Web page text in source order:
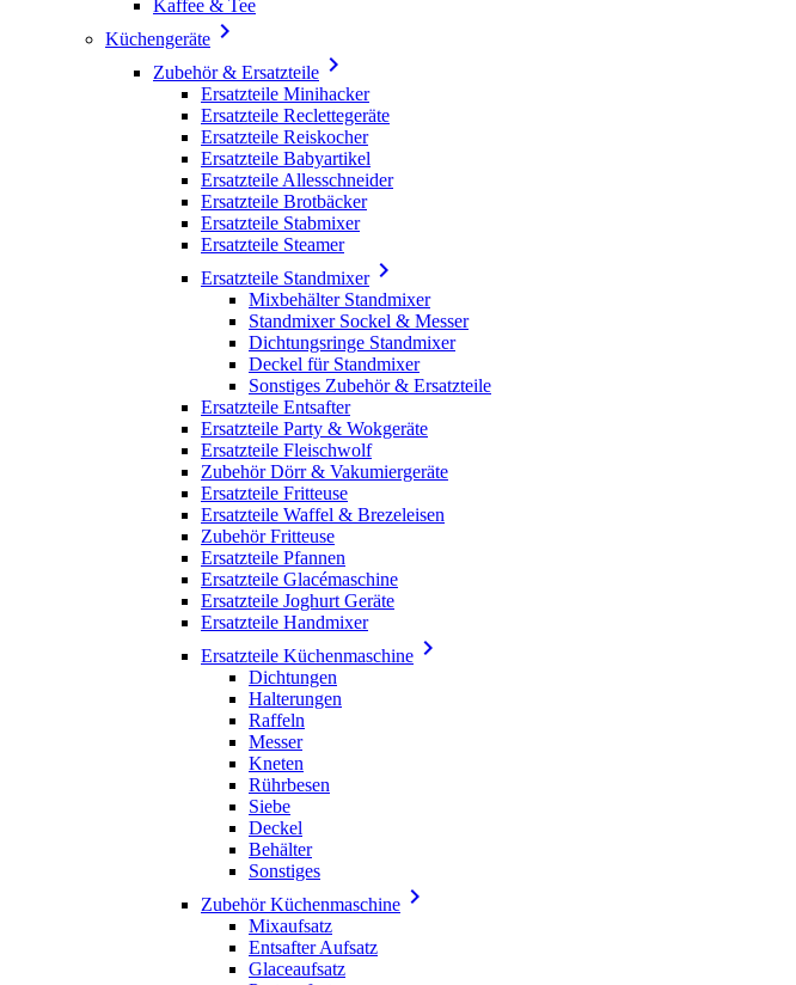
Kaffee & Tee
Küchengeräte 
Zubehör & Ersatzteile 
Ersatzteile Minihacker
Ersatzteile Reclettegeräte
Ersatzteile Reiskocher
Ersatzteile Babyartikel
Ersatzteile Allesschneider
Ersatzteile Brotbäcker
Ersatzteile Stabmixer
Ersatzteile Steamer
Ersatzteile Standmixer
Mixbehälter Standmixer
Standmixer Sockel & Messer
Dichtungsringe Standmixer
Deckel für Standmixer
Sonstiges Zubehör & Ersatzteile
Ersatzteile Entsafter
Ersatzteile Party & Wokgeräte
Ersatzteile Fleischwolf
Zubehör Dörr & Vakumiergeräte
Ersatzteile Fritteuse
Ersatzteile Waffel & Brezeleisen
Zubehör Fritteuse
Ersatzteile Pfannen
Ersatzteile Glacémaschine
Ersatzteile Joghurt Geräte
Ersatzteile Handmixer
Ersatzteile Küchenmaschine 
Dichtungen
Halterungen
Raffeln
Messer
Kneten
Rührbesen
Siebe
Deckel
Behälter
Sonstiges
Zubehör Küchenmaschine 
Mixaufsatz
Entsafter Aufsatz
Glaceaufsatz